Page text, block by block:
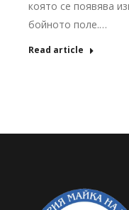
която се появява
бойното поле.…
Read article